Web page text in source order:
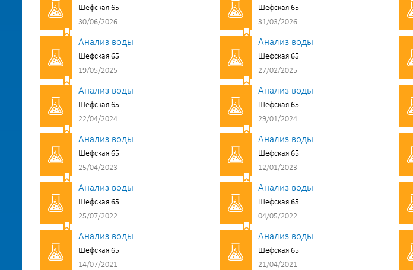
Шефская 65
30/06/2026
Шефская 65
31/03/2026
Анализ воды
Шефская 65
19/05/2025
Анализ воды
Шефская 65
27/02/2025
Анализ воды
Шефская 65
22/04/2024
Анализ воды
Шефская 65
29/01/2024
Анализ воды
Шефская 65
25/04/2023
Анализ воды
Шефская 65
12/01/2023
Анализ воды
Шефская 65
25/07/2022
Анализ воды
Шефская 65
04/05/2022
Анализ воды
Шефская 65
14/07/2021
Анализ воды
Шефская 65
21/04/2021